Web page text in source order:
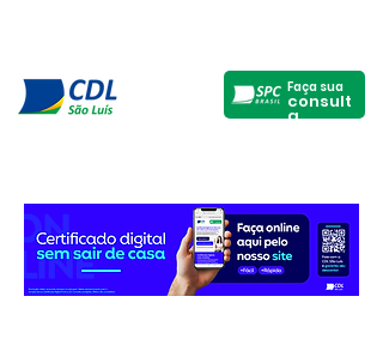
Faça sua
consult
a